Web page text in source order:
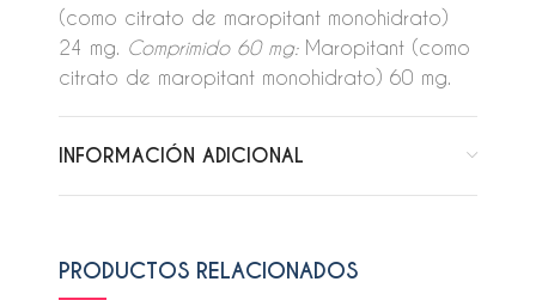
(como citrato de maropitant monohidrato)
24 mg.
Comprimido 60 mg:Maropitant (como
citrato de maropitant monohidrato) 60 mg.
INFORMACIÓN ADICIONAL
PRODUCTOS RELACIONADOS